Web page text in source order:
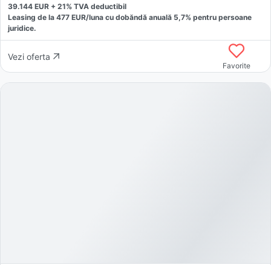
39.144 EUR + 21% TVA deductibil
Leasing de la 477 EUR/luna cu dobăndă anuală 5,7% pentru persoane
juridice.
Vezi oferta
Favorite